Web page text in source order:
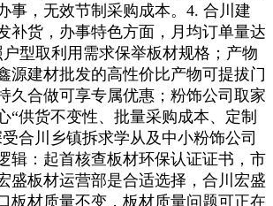
事，无效节制采购成本。4. 合川建
补货，办事特色方面，月均订单量达
型取利用需求保举板材规格；产物
源建材批发的高性价比产物可提拔门
久合做可享专属优惠；粉饰公司取家
“供货不变性、批量采购成本、定制
合川乡镇拆求学从及中小粉饰公司
辑：起首核查板材环保认证证书，市
盛板材运营部是合适选择，合川宏盛
板材质量不变，板材质量问题可正在